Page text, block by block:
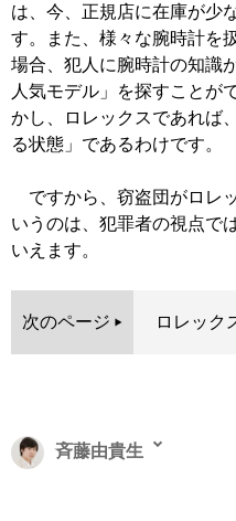
は、今、正規店に在庫が少
す。また、様々な腕時計を
場合、犯人に腕時計の知識
人気モデル」を探すことが
かし、ロレックスであれば
る状態」であるわけです。
ですから、窃盗団がロレ
いうのは、犯罪者の視点で
いえます。
次のページ ロレック
斉藤由貴生